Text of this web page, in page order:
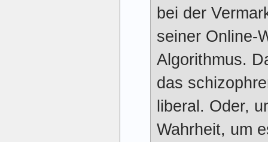
bei der
seiner Online-
Algorithmus.
das
liberal. Oder,
Wahrheit, um